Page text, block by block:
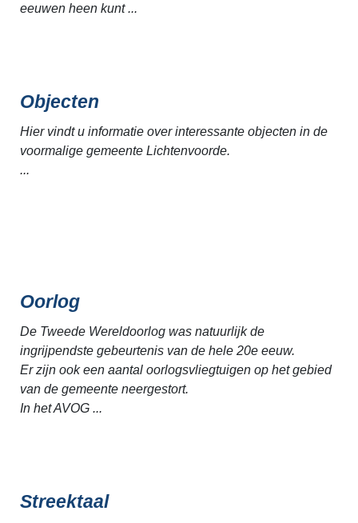
eeuwen heen kunt ...
Objecten
Hier vindt u informatie over interessante objecten in de
voormalige gemeente Lichtenvoorde.
...
Oorlog
De Tweede Wereldoorlog was natuurlijk de
ingrijpendste gebeurtenis van de hele 20e eeuw.
Er zijn ook een aantal oorlogsvliegtuigen op het gebied
van de gemeente neergestort.
In het AVOG ...
Streektaal